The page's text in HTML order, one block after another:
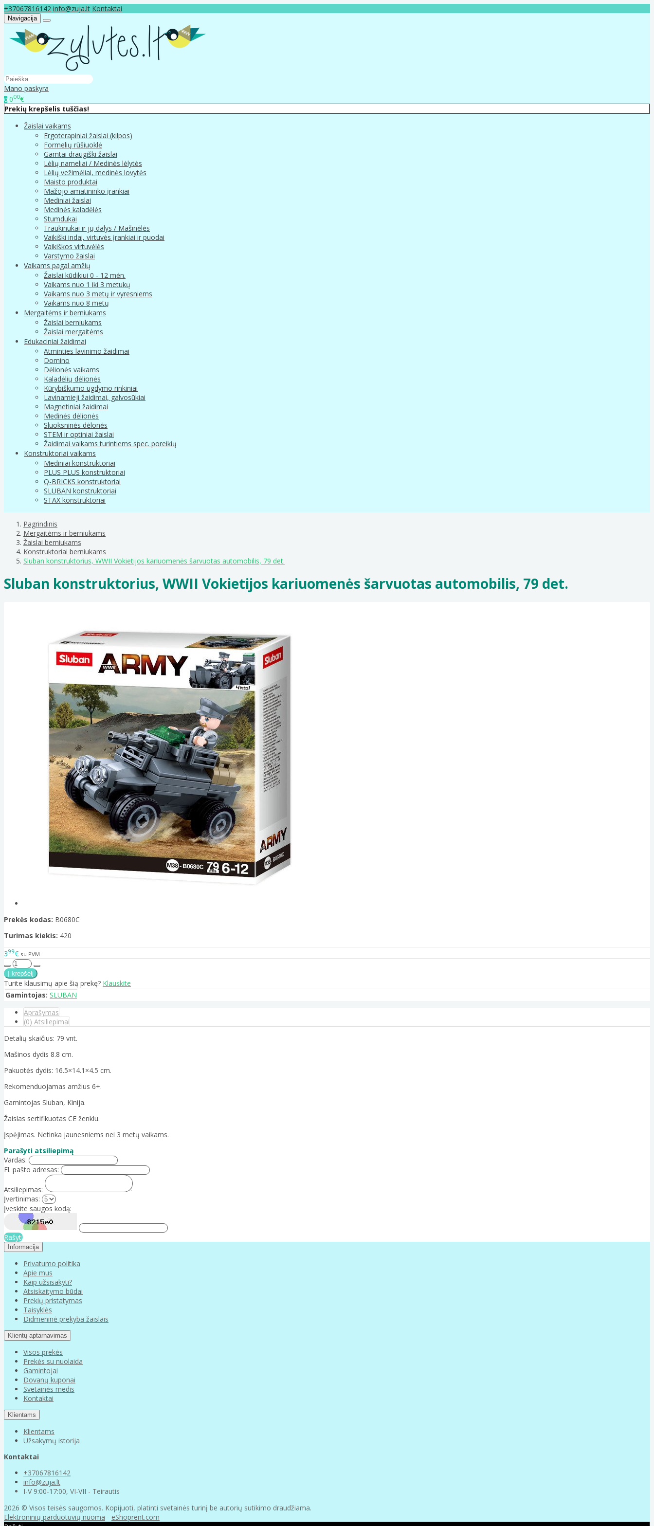
+37067816142 info@zuja.lt Kontaktai
Navigacija
Mano paskyra
0 000€
Prekių krepšelis tuščias!
Žaislai vaikams
Ergoterapiniai žaislai (kilpos)
Formelių rūšiuoklė
Gamtai draugiški žaislai
Lėlių nameliai / Medinės lėlytės
Lėlių vežimėliai, medinės lovytės
Maisto produktai
Mažojo amatininko įrankiai
Mediniai žaislai
Medinės kaladėlės
Stumdukai
Traukinukai ir jų dalys / Mašinėlės
Vaikiški indai, virtuvės įrankiai ir puodai
Vaikiškos virtuvėlės
Varstymo žaislai
Vaikams pagal amžių
Žaislai kūdikiui 0 - 12 mėn.
Vaikams nuo 1 iki 3 metukų
Vaikams nuo 3 metų ir vyresniems
Vaikams nuo 8 metų
Mergaitėms ir berniukams
Žaislai berniukams
Žaislai mergaitėms
Edukaciniai žaidimai
Atminties lavinimo žaidimai
Domino
Dėlionės vaikams
Kaladėlių dėlionės
Kūrybiškumo ugdymo rinkiniai
Lavinamieji žaidimai, galvosūkiai
Magnetiniai žaidimai
Medinės dėlionės
Sluoksninės dėlonės
STEM ir optiniai žaislai
Žaidimai vaikams turintiems spec. poreikių
Konstruktoriai vaikams
Mediniai konstruktoriai
PLUS PLUS konstruktoriai
Q-BRICKS konstruktoriai
SLUBAN konstruktoriai
STAX konstruktoriai
Pagrindinis
Mergaitėms ir berniukams
Žaislai berniukams
Konstruktoriai berniukams
Sluban konstruktorius, WWII Vokietijos kariuomenės šarvuotas automobilis, 79 det.
Sluban konstruktorius, WWII Vokietijos kariuomenės šarvuotas automobilis, 79 det.
Prekės kodas: B0680C
Turimas kiekis: 420
399€ su PVM
Turite klausimų apie šią prekę? Klauskite
Gamintojas: SLUBAN
Aprašymas
(0) Atsiliepimai
Detalių skaičius: 79 vnt.
Mašinos dydis 8.8 cm.
Pakuotės dydis: 16.5×14.1×4.5 cm.
Rekomenduojamas amžius 6+.
Gamintojas Sluban, Kinija.
Žaislas sertifikuotas CE ženklu.
Įspėjimas. Netinka jaunesniems nei 3 metų vaikams.
Parašyti atsiliepimą
Vardas:
El. pašto adresas:
Atsiliepimas:
Įvertinimas:
Įveskite saugos kodą:
Rašyti
Informacija
Privatumo politika
Apie mus
Kaip užsisakyti?
Atsiskaitymo būdai
Prekių pristatymas
Taisyklės
Didmeninė prekyba žaislais
Klientų aptarnavimas
Visos prekės
Prekės su nuolaida
Gamintojai
Dovanų kuponai
Svetainės medis
Kontaktai
Klientams
Klientams
Užsakymų istorija
Kontaktai
+37067816142
info@zuja.lt
I-V 9:00-17:00, VI-VII - Teirautis
2026 © Visos teisės saugomos. Kopijuoti, platinti svetainės turinį be autorių sutikimo draudžiama.
Elektroninių parduotuvių nuoma - eShoprent.com